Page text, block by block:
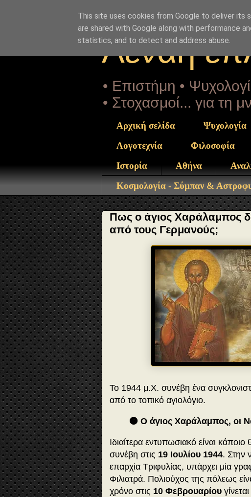
xaralampos-1943-filiatra.html" } }
Αέναη
• Επιστήμη •
• Στοχασμοί... για τη
Αρχική σελίδα Ψυχολογία
Λογοτεχνία
Φιλοσοφία
Ιστορία
Αθήνα
Κοσμολογία - Σύμπαν &
Πως ο άγιος Χαράλαμπος
από τους Γερμανούς;
Το 1944 μ.Χ. συνέβη ένα
από το τοπικό αγιολόγιο.
🟠 Ο άγιος Χαράλαμπος, οι
Ιδιαίτερα εντυπωσιακό είναι
συνέβη στις 19 Ιουλίου 1944. Στην
επαρχία Τριφυλίας, υπάρχει μία
Φιλιατρά. Πολιούχος της πόλεως
χρόνο στις 10 Φεβρουαρίου
This site uses cookies from Google to deliver its
are shared with Google along with performance
statistics, and to detect and address abuse.